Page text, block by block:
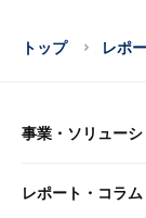
トップ レポ
事業・ソリューシ
事業・ソリュ
レポート・コラム